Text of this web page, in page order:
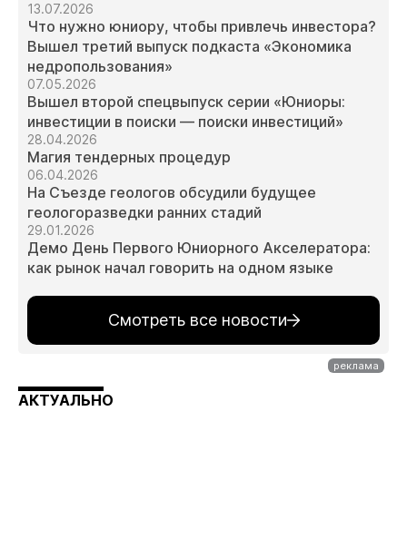
13.07.2026
Что нужно юниору, чтобы привлечь инвестора?
Вышел третий выпуск подкаста «Экономика
недропользования»
07.05.2026
Вышел второй спецвыпуск серии «Юниоры:
инвестиции в поиски — поиски инвестиций»
28.04.2026
Магия тендерных процедур
06.04.2026
На Съезде геологов обсудили будущее
геологоразведки ранних стадий
29.01.2026
Демо День Первого Юниорного Акселератора:
как рынок начал говорить на одном языке
Смотреть все новости
АКТУАЛЬНО